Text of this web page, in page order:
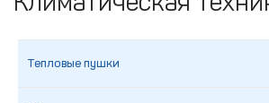
Тепловые пушки